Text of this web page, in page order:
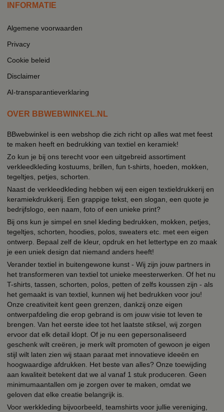
INFORMATIE
Algemene voorwaarden
Privacy
Cookie beleid
Disclaimer
AI-transparantieverklaring
OVER BBWEBWINKEL.NL
BBwebwinkel is een webshop die zich richt op alles wat met feest
te maken heeft en bedrukking van textiel en keramiek!
Zo kun je bij ons terecht voor een uitgebreid assortiment
verkleedkleding kostuums, brillen, fun t-shirts, hoeden, mokken,
tegeltjes, petjes, schorten.
Naast de verkleedkleding hebben wij een eigen textieldrukkerij en
keramiekdrukkerij. Een grappige tekst, een slogan, een quote je
bedrijfslogo, een naam, foto of een unieke print?
Bij ons kun je simpel en snel kleding bedrukken, mokken, petjes,
tegeltjes, schorten, hoodies, polos, sweaters etc. met een eigen
ontwerp. Bepaal zelf de kleur, opdruk en het lettertype en zo maak
je een uniek design dat niemand anders heeft!
Verander textiel in buitengewone kunst - Wij zijn jouw partners in
het transformeren van textiel tot unieke meesterwerken. Of het nu
T-shirts, tassen, schorten, polos, petten of zelfs koussen zijn - als
het gemaakt is van textiel, kunnen wij het bedrukken voor jou!
Onze creativiteit kent geen grenzen, dankzij onze eigen
ontwerpafdeling die erop gebrand is om jouw visie tot leven te
brengen. Van het eerste idee tot het laatste stiksel, wij zorgen
ervoor dat elk detail klopt. Of je nu een gepersonaliseerd
geschenk wilt creëren, je merk wilt promoten of gewoon je eigen
stijl wilt laten zien wij staan paraat met innovatieve ideeën en
hoogwaardige afdrukken. Het beste van alles? Onze toewijding
aan kwaliteit betekent dat we al vanaf 1 stuk produceren. Geen
minimumaantallen om je zorgen over te maken, omdat we
geloven dat elke creatie belangrijk is.
Voor werkkleding bijvoorbeeld, teamshirts voor jullie vereniging,